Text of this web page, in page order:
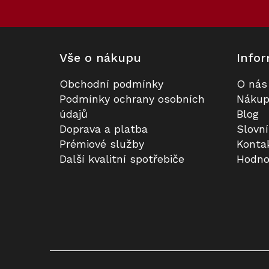
Vše o nákupu
Obchodní podmínky
Podmínky ochrany osobních
údajů
Doprava a platba
Prémiové služby
Další kvalitní spotřebiče
O nás
Blog